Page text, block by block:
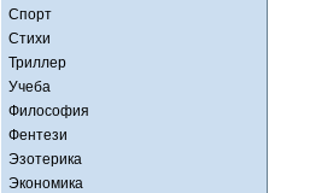
Спорт
Стихи
Триллер
Учеба
Философия
Фентези
Эзотерика
Экономика